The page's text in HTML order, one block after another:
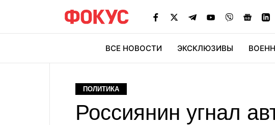
ВСЕ НОВОСТИ ЭКСКЛЮЗИВЫ
ПОЛИТИКА
Россиянин угнал